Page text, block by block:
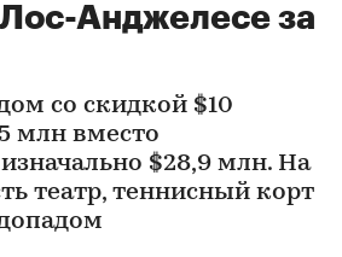
Анджелесе за
со скидкой $10
млн вместо
$28,9 млн. На
театр, теннисный корт